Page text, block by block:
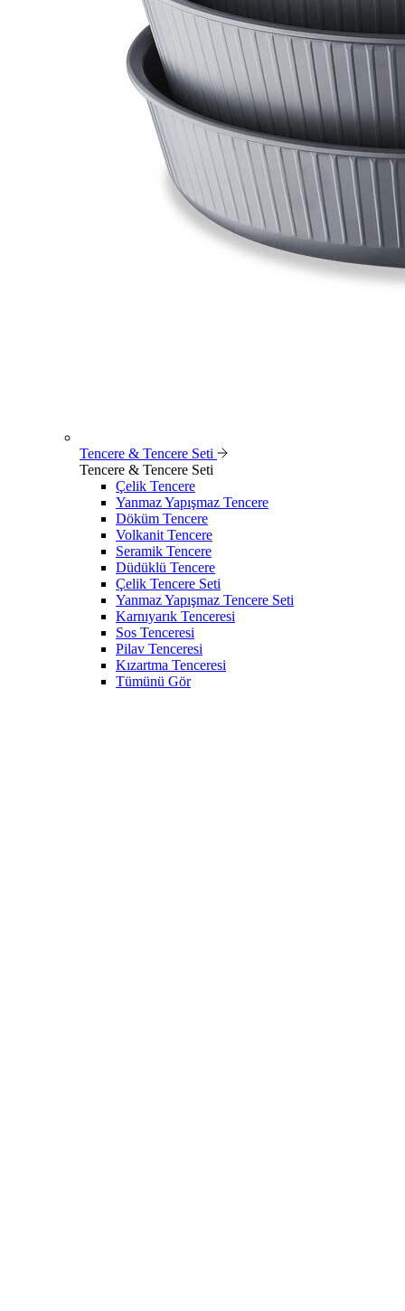
Tencere & Tencere Seti
Tencere & Tencere Seti
Çelik Tencere
Yanmaz Yapışmaz Tencere
Döküm Tencere
Volkanit Tencere
Seramik Tencere
Düdüklü Tencere
Çelik Tencere Seti
Yanmaz Yapışmaz Tencere Seti
Karnıyarık Tenceresi
Sos Tenceresi
Pilav Tenceresi
Kızartma Tenceresi
Tümünü Gör